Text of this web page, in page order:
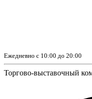
Ежедневно с 10:00 до 20:00
Торгово-выставочный